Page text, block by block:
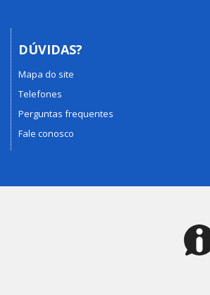
DÚVIDAS?
Mapa do site
Telefones
Perguntas frequentes
Fale conosco